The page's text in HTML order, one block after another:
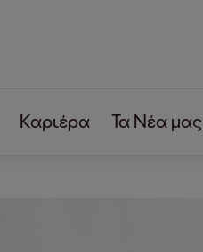
Καριέρα Τα Νέα μας